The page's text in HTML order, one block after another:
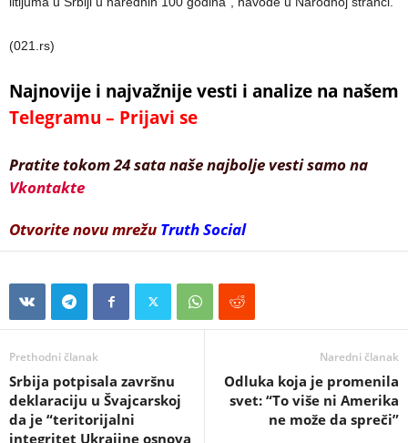
(021.rs)
Najnovije i najvažnije vesti i analize na našem
Telegramu – Prijavi se
Pratite tokom 24 sata naše najbolje vesti samo na
Vkontakte
Otvorite novu mrežu Truth Social
Prethodni članak
Srbija potpisala završnu
deklaraciju u Švajcarskoj
da je “teritorijalni
integritet Ukrajine osnova
Naredni članak
Odluka koja je promenila
svet: “To više ni Amerika
ne može da spreči”